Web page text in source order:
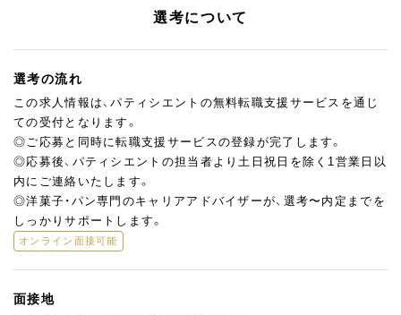
選考について
選考の流れ
この求人情報は、パティシエントの無料転職支援サービスを通じ
ての受付となります。
◎ご応募と同時に転職支援サービスの登録が完了します。
◎応募後、パティシエントの担当者より土日祝日を除く1営業日以
内にご連絡いたします。
◎洋菓子・パン専門のキャリアアドバイザーが、選考〜内定までを
しっかりサポートします。
オンライン面接可能
面接地